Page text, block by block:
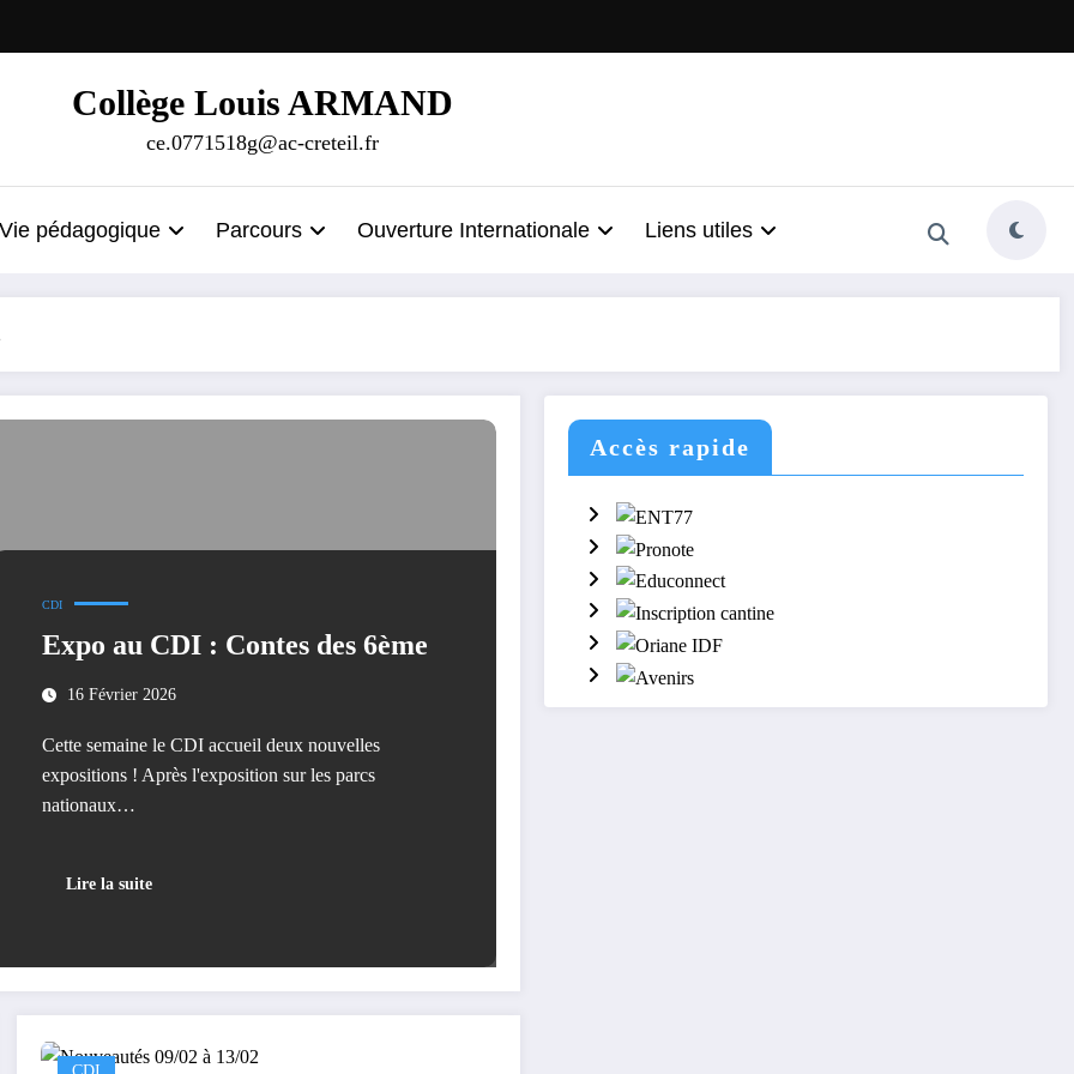
Collège Louis ARMAND
ce.0771518g@ac-creteil.fr
pédagogique Parcours Ouverture Internationale Liens utiles
CDI
Expo au CDI : Contes des 6ème
16 Février 2026
Cette semaine le CDI accueil deux nouvelles
expositions ! Après l'exposition sur les parcs
nationaux…
Lire la suite
Accès rapide